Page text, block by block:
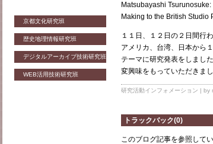
京都文化研究班
歴史地理情報研究班
デジタルアーカイブ技術研究班
WEB活用技術研究班
Matsubayashi
Making to the British Studio
１１日、１２日の２日間行
アメリカ、台湾、日本から
テーマに研究発表をしまし
変興味をもっていただきまし
研究活動インフォメーション | by
トラックバック(0)
このブログ記事を参照して